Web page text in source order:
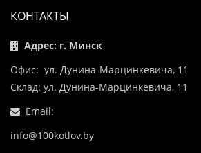
КОНТАКТЫ
Адрес: г. Минск
Офис: ул. Дунина-Марцинкевича, 11
Склад: ул. Дунина-Марцинкевича, 11
Email:
info@100kotlov.by